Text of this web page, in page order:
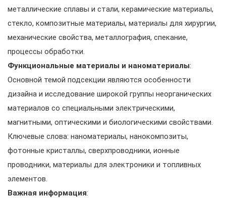
металлические сплавы и стали, керамические материалы,
стекло, композитные материалы, материалы для хирургии,
механические свойства, металлография, спекание,
процессы обработки.
Функциональные материалы и наноматериалы:
Основной темой подсекции являются особенности
дизайна и исследование широкой группы неорганических
материалов со специальными электрическими,
магнитными, оптическими и биологическими свойствами.
Ключевые слова: наноматериалы, нанокомпозиты,
фотонные кристаллы, сверхпроводники, ионные
проводники, материалы для электроники и топливных
элементов.
Важная информация: